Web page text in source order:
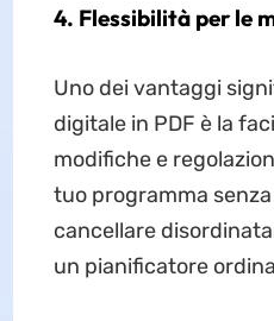
4. Flessibilità per le
Uno dei vantaggi
digitale in PDF è la
modifiche e
tuo programma
cancellare
un pianificatore